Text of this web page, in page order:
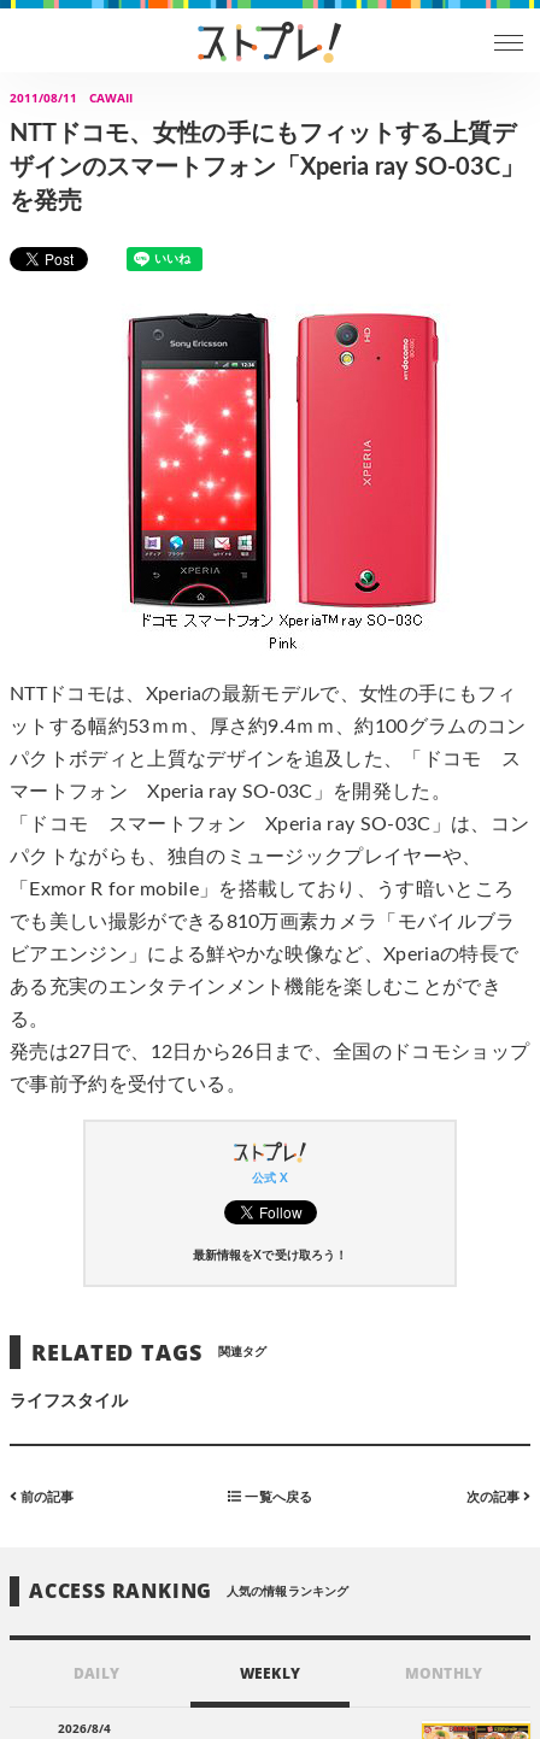
2011/08/11 CAWAII
NTTドコモ、女性の手にもフィットする上質デ
ザインのスマートフォン「Xperia ray SO-03C」
を発売
NTTドコモは、Xperiaの最新モデルで、女性の手にもフィ
ットする幅約53ｍｍ、厚さ約9.4ｍｍ、約100グラムのコン
パクトボディと上質なデザインを追及した、「ドコモ ス
マートフォン Xperia ray SO-03C」を開発した。
「ドコモ スマートフォン Xperia ray SO-03C」は、コン
パクトながらも、独自のミュージックプレイヤーや、
「Exmor R for mobile」を搭載しており、うす暗いところ
でも美しい撮影ができる810万画素カメラ「モバイルブラ
ビアエンジン」による鮮やかな映像など、Xperiaの特長で
ある充実のエンタテインメント機能を楽しむことができ
る。
発売は27日で、12日から26日まで、全国のドコモショップ
で事前予約を受付ている。
公式 X
最新情報をXで受け取ろう！
RELATED TAGS 関連タグ
ライフスタイル
前の記事 一覧へ戻る 次の記事
ACCESS RANKING 人気の情報ランキング
DAILY WEEKLY MONTHLY
2026/8/4